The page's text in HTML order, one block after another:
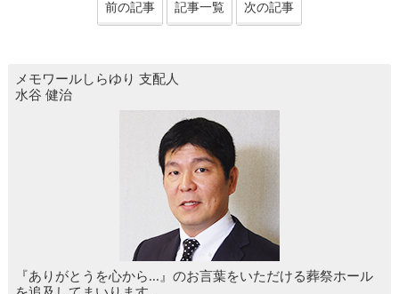
前の記事 記事一覧 次の記事
メモワールしらゆり 支配人
水谷 健治
『ありがとうを心から...』のお言葉をいただける葬祭ホール